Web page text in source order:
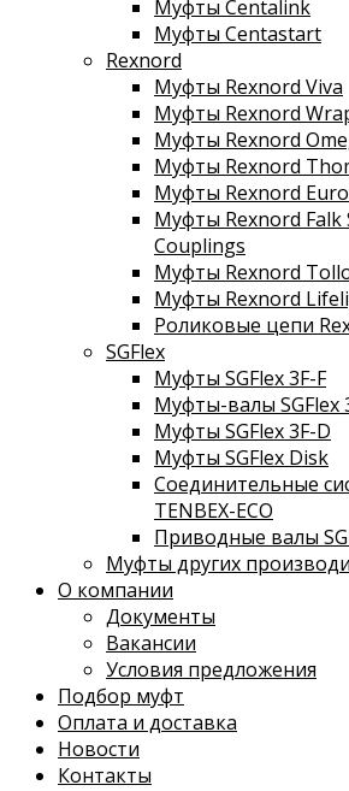
Муфты Centalink
Муфты Centastart
Rexnord
Муфты Rexnord Viva
Муфты Rexnord
Муфты Rexnord
Муфты Rexnord
Муфты Rexnord
Муфты Rexnord Falk
Couplings
Муфты Rexnord
Муфты Rexnord
Роликовые цепи
SGFlex
Муфты SGFlex 3F-F
Муфты-валы SGFlex
Муфты SGFlex 3F-D
Муфты SGFlex Disk
Соединительные
TENBEX-ECO
Приводные валы
Муфты других
О компании
Документы
Вакансии
Условия предложения
Подбор муфт
Оплата и доставка
Новости
Контакты